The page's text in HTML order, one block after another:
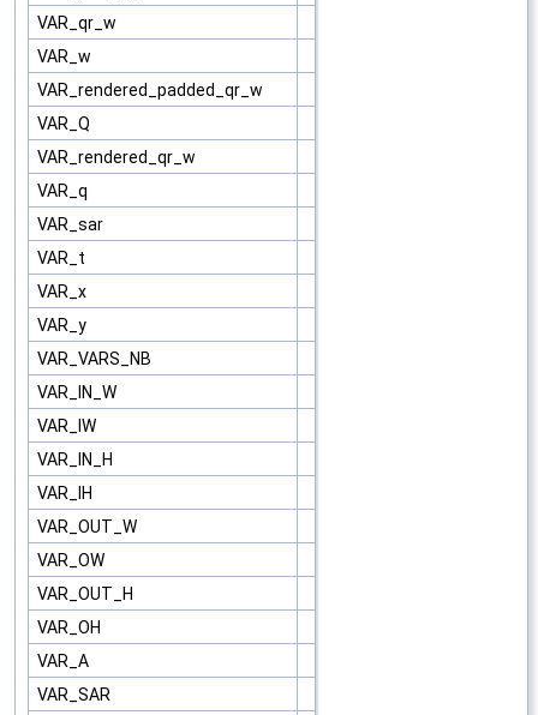
VAR_qr_w
VAR_w
VAR_rendered_padded_qr_w
VAR_Q
VAR_rendered_qr_w
VAR_q
VAR_sar
VAR_t
VAR_x
VAR_y
VAR_VARS_NB
VAR_IN_W
VAR_IW
VAR_IN_H
VAR_IH
VAR_OUT_W
VAR_OW
VAR_OUT_H
VAR_OH
VAR_A
VAR_SAR